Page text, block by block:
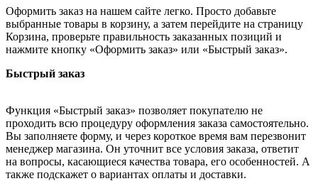
Оформить заказ на нашем сайте легко. Просто добавьте
выбранные товары в корзину, а затем перейдите на страницу
Корзина, проверьте правильность заказанных позиций и
нажмите кнопку «Оформить заказ» или «Быстрый заказ».
Быстрый заказ
Функция «Быстрый заказ» позволяет покупателю не
проходить всю процедуру оформления заказа самостоятельно.
Вы заполняете форму, и через короткое время вам перезвонит
менеджер магазина. Он уточнит все условия заказа, ответит
на вопросы, касающиеся качества товара, его особенностей. А
также подскажет о вариантах оплаты и доставки.